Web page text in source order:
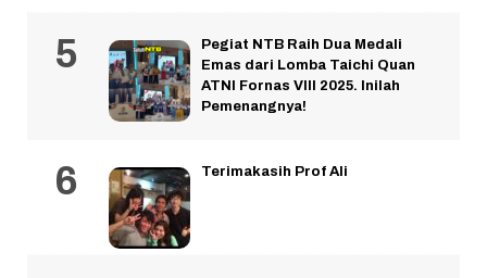
Pegiat NTB Raih Dua Medali
Emas dari Lomba Taichi Quan
ATNI Fornas VIII 2025. Inilah
Pemenangnya!
Terimakasih Prof Ali